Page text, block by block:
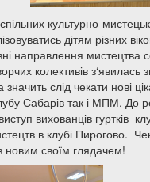
культурно-
дітям різних
направлення мистецтва
колективів з‘явилась
слід чекати нові
Сабарів так і МПМ. До
вихованців гуртків
в клубі Пирогово.
новим своїм глядачем!